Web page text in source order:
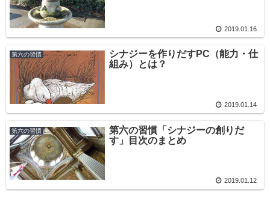
2019.01.16
第六の習慣
シナジーを作りだすPC（能力・仕
組み）とは？
2019.01.14
第六の習慣
第六の習慣「シナジーの創りだ
す」目次のまとめ
2019.01.12